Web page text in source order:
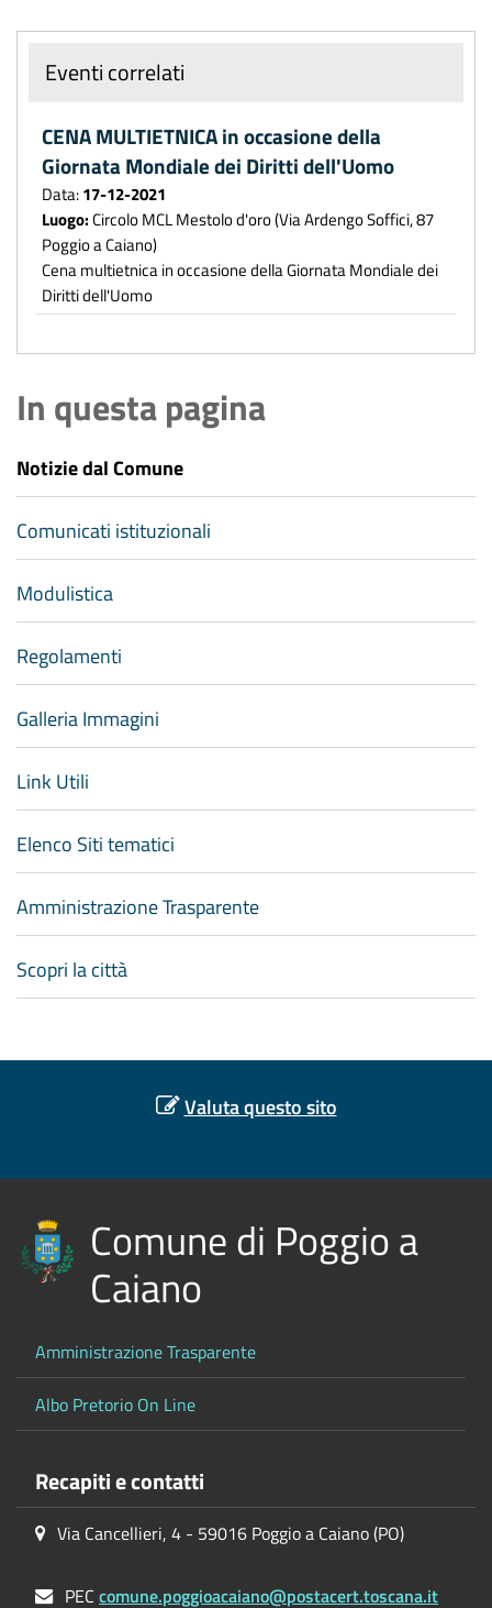
Eventi correlati
CENA MULTIETNICA in occasione della
Giornata Mondiale dei Diritti dell'Uomo
Data:17-12-2021
Luogo:Circolo MCL Mestolo d'oro (Via Ardengo Soffici, 87
Poggio a Caiano)
Cena multietnica in occasione della Giornata Mondiale dei
Diritti dell'Uomo
In questa pagina
Notizie dal Comune
Comunicati istituzionali
Modulistica
Regolamenti
Galleria Immagini
Link Utili
Elenco Siti tematici
Amministrazione Trasparente
Scopri la città
Valuta questo sito
Comune di Poggio a
Caiano
Amministrazione Trasparente
Albo Pretorio On Line
Recapiti e contatti
Via Cancellieri, 4 - 59016 Poggio a Caiano (PO)
PECcomune.poggioacaiano@postacert.toscana.it